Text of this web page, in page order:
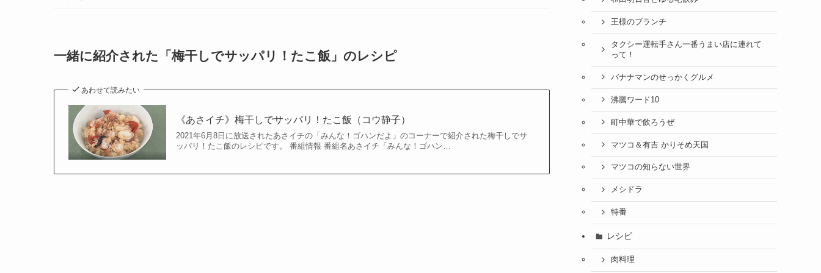
一緒に紹介された「梅干しでサッパリ！たこ飯」のレシピ
あわせて読みたい
《あさイチ》梅干しでサッパリ！たこ飯（コウ静子）
2021年6月8日に放送されたあさイチの「みんな！ゴハンだよ」のコーナーで紹介された梅干しでサ
ッパリ！たこ飯のレシピです。 番組情報 番組名あさイチ「みんな！ゴハン…
王様のブランチ
タクシー運転手さん一番うまい店に連れて
って！
バナナマンのせっかくグルメ
沸騰ワード10
町中華で飲ろうぜ
マツコ＆有吉 かりそめ天国
マツコの知らない世界
メシドラ
特番
レシピ
肉料理